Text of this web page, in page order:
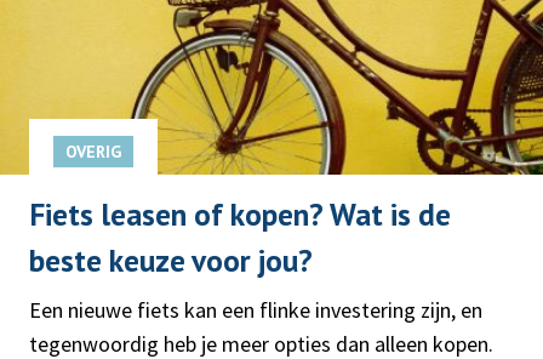
OVERIG
Fiets leasen of kopen? Wat is de
beste keuze voor jou?
Een nieuwe fiets kan een flinke investering zijn, en
tegenwoordig heb je meer opties dan alleen kopen.